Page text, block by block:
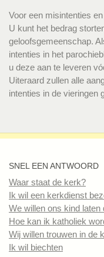
Voor een misintenties
U kunt het bedrag
geloofsgemeenschap.
intenties in het
u deze aan te leveren
Uiteraard zullen alle
intenties in de vieringen
SNEL EEN ANTWOORD
Waar staat de kerk?
Ik wil een kerkdienst
We willen ons kind laten
Hoe kan ik katholiek
Wij willen trouwen in de
Ik wil biechten